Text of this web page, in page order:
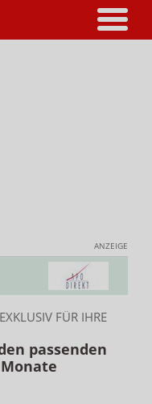
ANZEIGE
FÜR IHRE
passenden